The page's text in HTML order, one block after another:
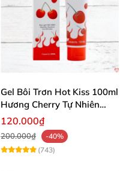
Gel Bôi Trơn Hot Kiss 100ml
Hương Cherry Tự Nhiên
Mượt Mà
120.000₫
200.000₫
-40%
(743)